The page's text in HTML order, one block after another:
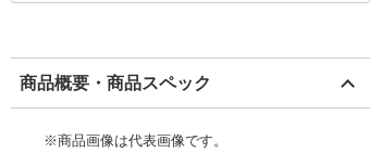
商品概要・商品スペック
※商品画像は代表画像です。